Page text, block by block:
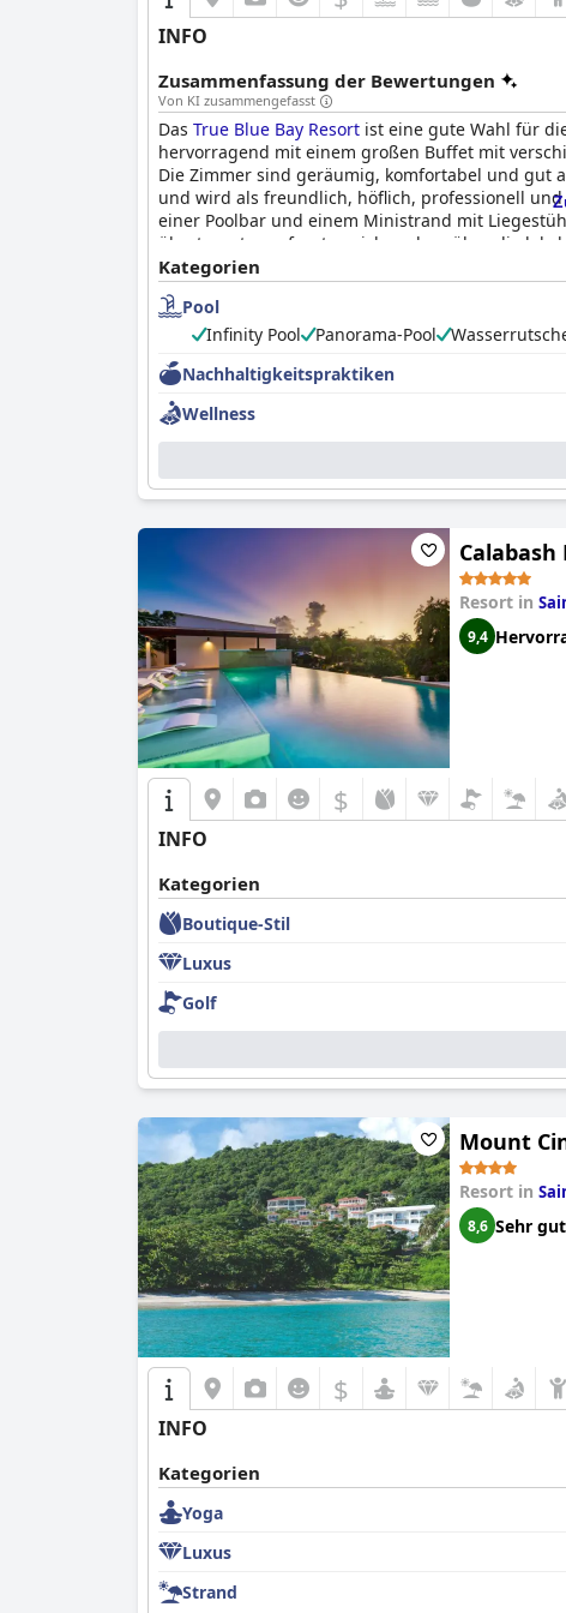
INFO
Zusammenfassung der Bewertungen
Von KI zusammengefasst
Das True Blue Bay Resort ist eine gute Wahl für
hervorragend mit einem großen Buffet mit
Die Zimmer sind geräumig, komfortabel und gut
und wird als freundlich, höflich, professionell
einer Poolbar und einem Ministrand mit
überteuert war, freuten sich andere über die
Wahl für alle, die einen entspannten und
Kategorien
Pool
Infinity Pool
Panorama-Pool
Nachhaltigkeitspraktiken
Wellness
Calabash
Resort in
9,4
$
INFO
Kategorien
Boutique-Stil
Luxus
Golf
Mount
Resort in
8,6 Sehr gut
$
INFO
Kategorien
Yoga
Luxus
Strand